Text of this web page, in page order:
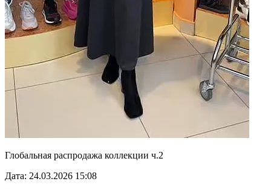
Глобальная распродажа коллекции ч.2
Дата: 24.03.2026 15:08